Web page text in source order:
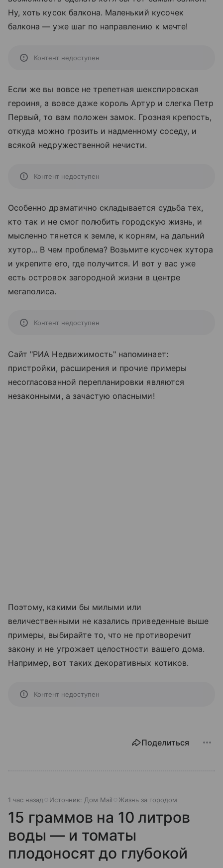
Ну, хоть кусок балкона. Маленький кусочек
балкона — уже шаг по направлению к мечте!
Контент недоступен
Если же вы вовсе не трепетная шекспировская
героиня, а вовсе даже король Артур и слегка Петр
Первый, то вам положен замок. Грозная крепость,
откуда можно грозить и надменному соседу, и
всякой недружественной нечисти.
Контент недоступен
Особенно драматично складывается судьба тех,
кто так и не смог полюбить городскую жизнь, и
мысленно тянется к земле, к корням, на дальний
хутор... В чем проблема? Возьмите кусочек хутора
и укрепите его, где получится. И вот у вас уже
есть островок загородной жизни в центре
мегаполиса.
Контент недоступен
Сайт "РИА Недвижимость" напоминает:
пристройки, расширения и прочие примеры
несогласованной перепланировки являются
незаконными, а зачастую опасными!
Поэтому, какими бы милыми или
величественными не казались приведенные выше
примеры, выбирайте то, что не противоречит
закону и не угрожает целостности вашего дома.
Например, вот таких декоративных котиков.
Контент недоступен
Поделиться
1 час назад Источник: Дом Mail Жизнь за городом
15 граммов на 10 литров
воды — и томаты
плодоносят до глубокой